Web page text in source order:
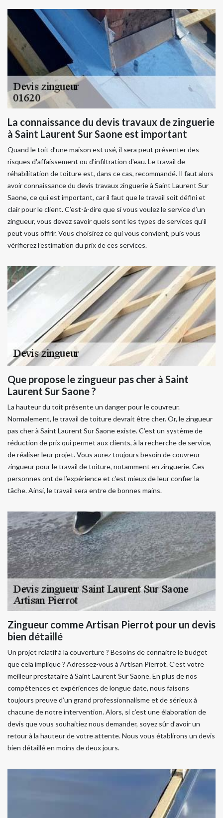
La connaissance du devis travaux de zinguerie
à Saint Laurent Sur Saone est important
Quand le toit d’une maison est usé, il sera peut présenter des
risques d'affaissement ou d'infiltration d'eau. Le travail de
réhabilitation de toiture est, dans ce cas, recommandé. Il faut alors
avoir connaissance du devis travaux zinguerie à Saint Laurent Sur
Saone, ce qui est important, car il faut que le travail soit défini et
clair pour le client. C’est-à-dire que si vous voulez le service d’un
zingueur, vous devez savoir quels sont les types de services qu’il
peut vous offrir. Vous choisirez ce qui vous convient, puis vous
vérifierez l’estimation du prix de ces services.
Que propose le zingueur pas cher à Saint
Laurent Sur Saone ?
La hauteur du toit présente un danger pour le couvreur.
Normalement, le travail de toiture devrait être cher. Or, le zingueur
pas cher à Saint Laurent Sur Saone existe. C’est un système de
réduction de prix qui permet aux clients, à la recherche de service,
de réaliser leur projet. Vous aurez toujours besoin de couvreur
zingueur pour le travail de toiture, notamment en zinguerie. Ces
personnes ont de l’expérience et c’est mieux de leur confier la
tâche. Ainsi, le travail sera entre de bonnes mains.
Zingueur comme Artisan Pierrot pour un devis
bien détaillé
Un projet relatif à la couverture ? Besoins de connaitre le budget
que cela implique ? Adressez-vous à Artisan Pierrot. C’est votre
meilleur prestataire à Saint Laurent Sur Saone. En plus de nos
compétences et expériences de longue date, nous faisons
toujours preuve d’un grand professionnalisme et de sérieux à
chacune de notre intervention. Alors, si c’est une élaboration de
devis que vous souhaitiez nous demander, soyez sûr d’avoir un
retour à la hauteur de votre attente. Nous vous établirons un devis
bien détaillé en moins de deux jours.